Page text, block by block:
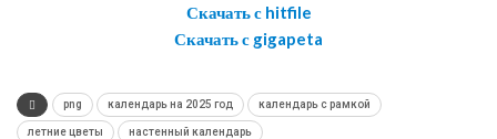
Скачать с hitfile
Скачать с gigapeta
png календарь на 2025 год календарь с рамкой
летние цветы настенный календарь